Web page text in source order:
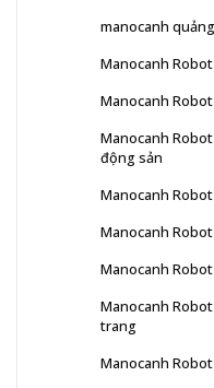
manocanh
Manocanh
Manocanh
Manocanh
động sản
Manocanh
Manocanh
Manocanh
Manocanh
trang
Manocanh